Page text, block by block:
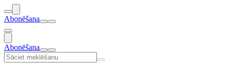
Abonēšana
Abonēšana